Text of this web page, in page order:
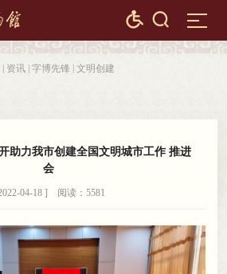
 
资讯 字博先锋 文明创建
助力我市创建全国文明城市工作 推进
会
04-18 ] 阅读：5581